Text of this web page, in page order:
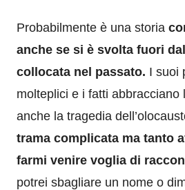
Probabilmente è una storia
anche se si è svolta fuori
collocata nel passato. I suoi
molteplici e i fatti abbracciano
anche la tragedia
trama complicata ma tanto
farmi venire voglia di
potrei sbagliare un nome o